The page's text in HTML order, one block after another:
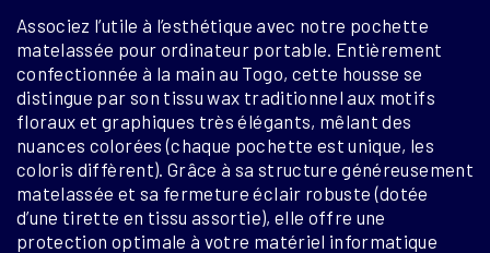
Associez l’utile à l’esthétique avec notre pochette
matelassée pour ordinateur portable. Entièrement
confectionnée à la main au Togo, cette housse se
distingue par son tissu wax traditionnel aux motifs
floraux et graphiques très élégants, mêlant des
nuances colorées (chaque pochette est unique, les
coloris diffèrent). Grâce à sa structure généreusement
matelassée et sa fermeture éclair robuste (dotée
d’une tirette en tissu assortie), elle offre une
protection optimale à votre matériel informatique